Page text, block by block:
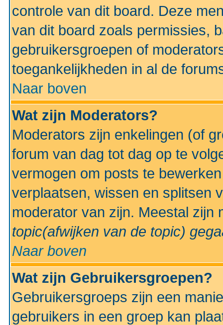
controle van dit board. Deze
van dit board zoals permissies,
gebruikersgroepen of
toegankelijkheden in al de
Naar boven
Wat zijn Moderators?
Moderators zijn enkelingen (of
forum van dag tot dag op te
vermogen om posts te
verplaatsen, wissen en splitsen
moderator van zijn. Meestal
topic(afwijken van de topic)
Naar boven
Wat zijn Gebruikersgroepen?
Gebruikersgroeps zijn een
gebruikers in een groep kan